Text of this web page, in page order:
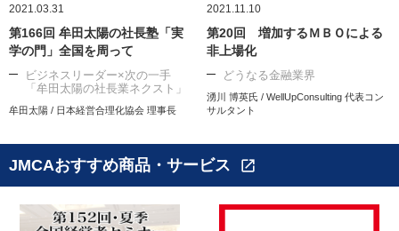
2021.03.31
第166回 牟田太陽の社長塾「実
学の門」全国を周って
ビジネスリーダー×次の一手
「牟田太陽の社長業ネクスト」
牟田太陽 / 日本経営合理化協会 理事長
2021.11.10
第20回 増加するＭＢＯによる
非上場化
どうなる金融業界
湧川 博英氏 / WellUpConsulting 代表コン
サルタント
JMCAおすすめ商品・サービス open_in_new